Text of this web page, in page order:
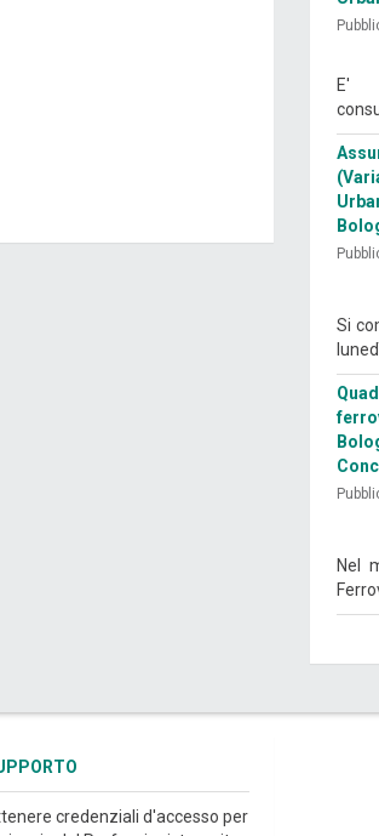
E'
Si
Nel
credenziali d'accesso per